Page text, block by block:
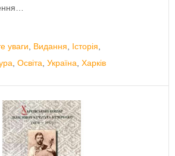
уваги Видання Історія
Освіта Україна Харків